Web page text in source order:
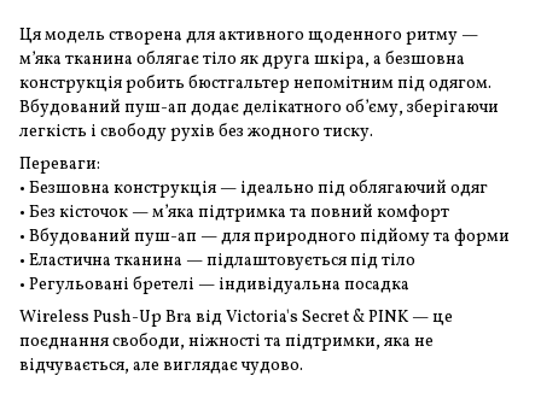
Ця модель створена для активного щоденного ритму —
м’яка тканина облягає тіло як друга шкіра, а безшовна
конструкція робить бюстгальтер непомітним під одягом.
Вбудований пуш-ап додає делікатного об’єму, зберігаючи
легкість і свободу рухів без жодного тиску.
Переваги:
• Безшовна конструкція — ідеально під облягаючий одяг
• Без кісточок — м’яка підтримка та повний комфорт
• Вбудований пуш-ап — для природного підйому та форми
• Еластична тканина — підлаштовується під тіло
• Регульовані бретелі — індивідуальна посадка
Wireless Push-Up Bra від Victoria's Secret & PINK — це
поєднання свободи, ніжності та підтримки, яка не
відчувається, але виглядає чудово.